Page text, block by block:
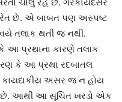
છે. એ બાબત પણ અસ્પષ્ટ
તલાક થતી જ નથી.
આ પ્રથાના કારણે તલાક
કે આ પ્રથા રદબાતલ
કાયદાકીય અસર જ ન હોય
છે. આથી આ સૂચિત ખરડો એક